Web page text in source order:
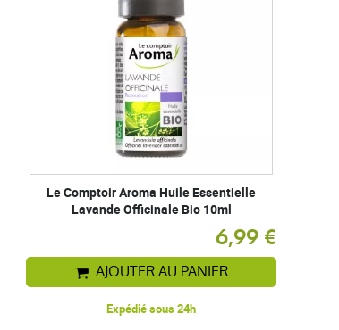
Le Comptoir Aroma Huile Essentielle
Lavande Officinale Bio 10ml
6,99 €
AJOUTER AU PANIER
Expédié sous 24h